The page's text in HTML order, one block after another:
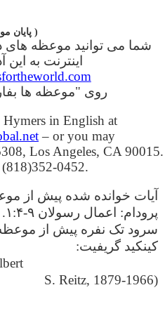
( پایان
شما می توانید موعظه های
اینترنت به
روی "موعظه ها
in English at
– or you may
Los Angeles, CA 90015.
0452.
آیات خوانده شده پیش از
پرودام: اعمال رسولان ۹-۱:۴.
سرود تک نفره پیش از
کینکید گریفیت:
S. Reitz, 1879-1966)